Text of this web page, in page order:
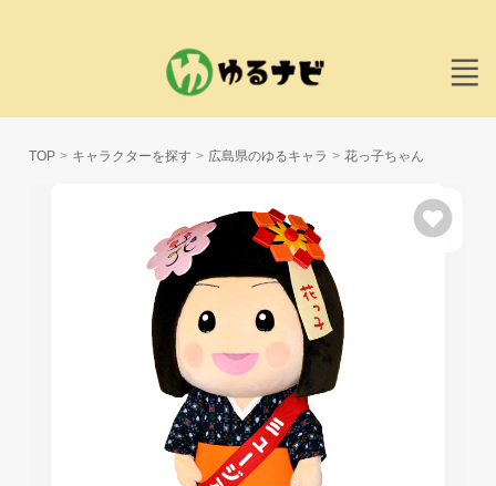
TOP キャラクターを探す 広島県のゆるキャラ 花っ子ちゃん